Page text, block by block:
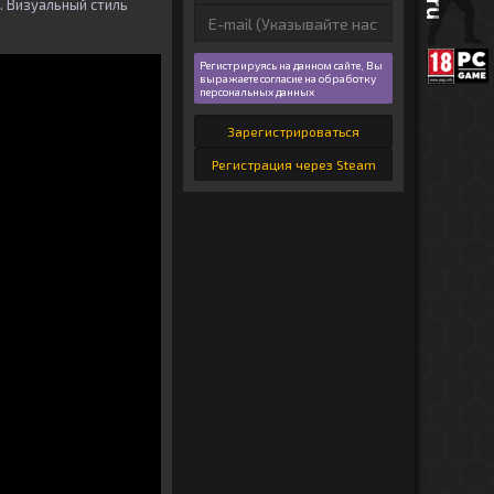
стиль
Регистрируясь на данном сайте, Вы
выражаете согласие на обработку
персональных данных
Зарегистрироваться
Регистрация через Steam